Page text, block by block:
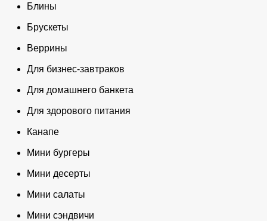
Блины
Брускеты
Веррины
Для бизнес-завтраков
Для домашнего банкета
Для здорового питания
Канапе
Мини бургеры
Мини десерты
Мини салаты
Мини сэндвичи